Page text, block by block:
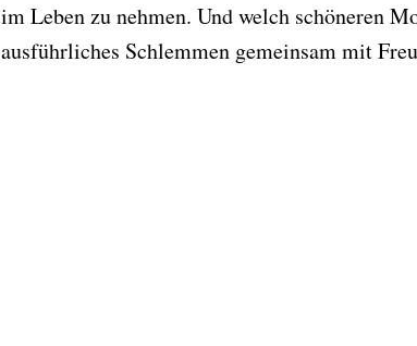
im Leben zu nehmen. Und welch schöneren
ausführliches Schlemmen gemeinsam mit